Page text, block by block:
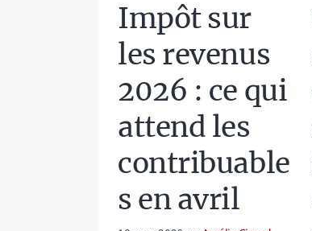
Impôt sur
les revenus
2026 : ce qui
attend les
contribuable
s en avril